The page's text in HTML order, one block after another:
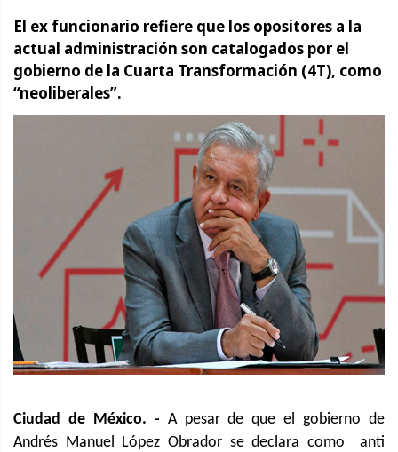
El ex funcionario refiere que los opositores a la
actual administración son catalogados por el
gobierno de la Cuarta Transformación (4T), como
“neoliberales”.
Ciudad de México. - A pesar de que el gobierno de
Andrés Manuel López Obrador se declara como anti